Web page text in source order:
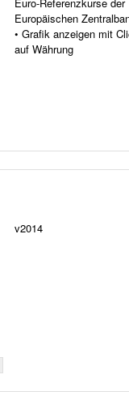
Europäischen
• Grafik anzeigen mit
auf Währung
v2014